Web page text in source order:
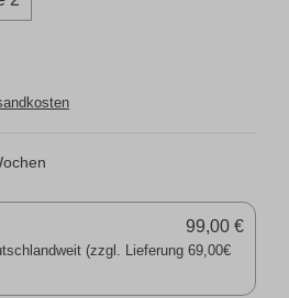
(zzgl. Lieferung 69,00€
99,00 €